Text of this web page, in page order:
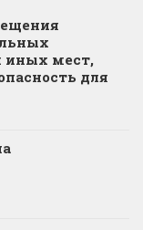
иных мест,
для